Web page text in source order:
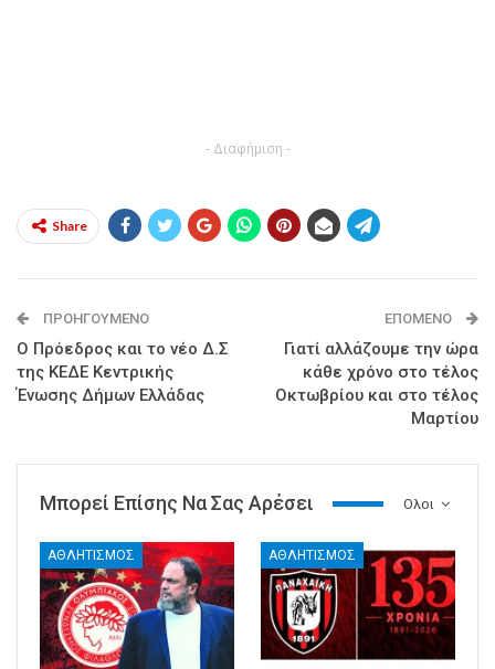
- Διαφήμιση -
Share
ΠΡΟΗΓΟΎΜΕΝΟ
Ο Πρόεδρος και το νέο Δ.Σ
της ΚΕΔΕ Κεντρικής
Ένωσης Δήμων Ελλάδας
ΕΠΌΜΕΝΟ
Γιατί αλλάζουμε την ώρα
κάθε χρόνο στο τέλος
Οκτωβρίου και στο τέλος
Μαρτίου
Ολοι
Μπορεί Επίσης Να Σας Αρέσει
ΑΘΛΗΤΙΣΜΟΣ ΑΘΛΗΤΙΣΜΟΣ